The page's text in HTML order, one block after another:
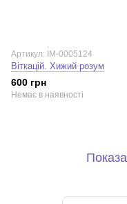
Артикул: IM-0005124
Віткацій. Хижий розум
600 грн
Немає в наявності